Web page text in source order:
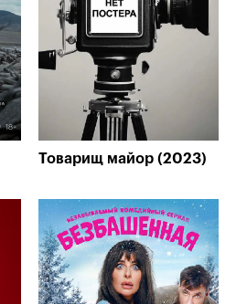
Товарищ майор (2023)